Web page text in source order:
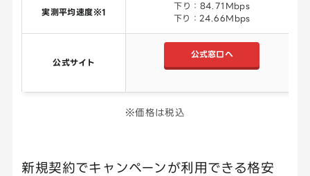
実測平均速度※1
下り：84.71Mbps
下り：24.66Mbps
公式サイト
公式窓口へ
※価格は税込
新規契約でキャンペーンが利用できる格安